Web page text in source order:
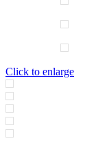
Click to enlarge